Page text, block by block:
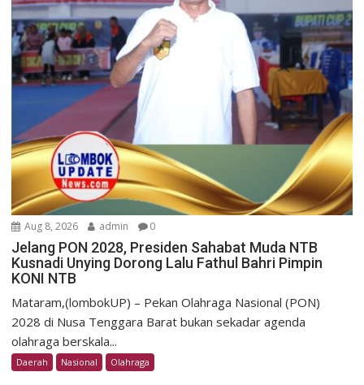
Aug 8, 2026 admin 0
Jelang PON 2028, Presiden Sahabat Muda NTB
Kusnadi Unying Dorong Lalu Fathul Bahri Pimpin
KONI NTB
Mataram,(lombokUP) – Pekan Olahraga Nasional (PON)
2028 di Nusa Tenggara Barat bukan sekadar agenda
olahraga berskala...
Daerah Nasional Olahraga